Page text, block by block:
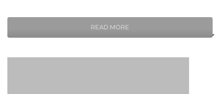
READ MORE